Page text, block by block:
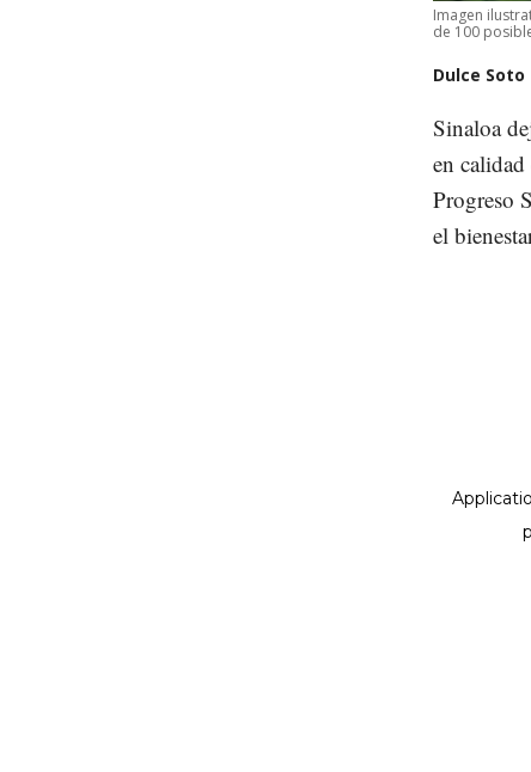
Imagen
de 100
Dulce Soto
Sinaloa
en
Progreso
el